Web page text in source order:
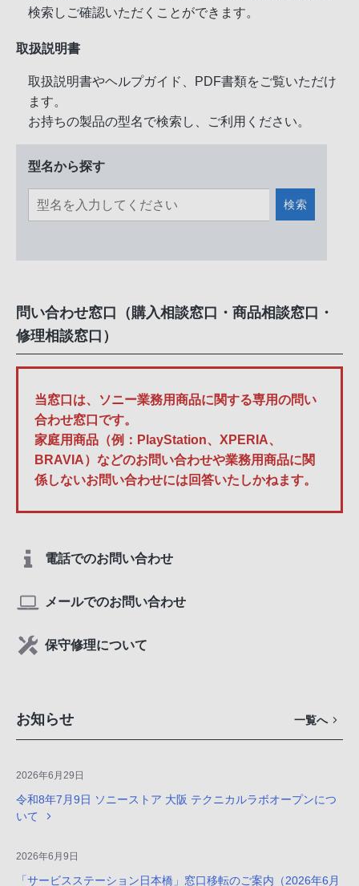
検索しご確認いただくことができます。
取扱説明書
取扱説明書やヘルプガイド、PDF書類をご覧いただけ
ます。
お持ちの製品の型名で検索し、ご利用ください。
型名から探す
検索
問い合わせ窓口（購入相談窓口・商品相談窓口・
修理相談窓口）
当窓口は、ソニー業務用商品に関する専用の問い
合わせ窓口です。
家庭用商品（例：PlayStation、XPERIA、
BRAVIA）などのお問い合わせや業務用商品に関
係しないお問い合わせには回答いたしかねます。
電話でのお問い合わせ
メールでのお問い合わせ
保守修理について
お知らせ 一覧へ
2026年6月29日
令和8年7月9日 ソニーストア 大阪 テクニカルラボオープンにつ
いて
2026年6月9日
「サービスステーション日本橋」窓口移転のご案内（2026年6月